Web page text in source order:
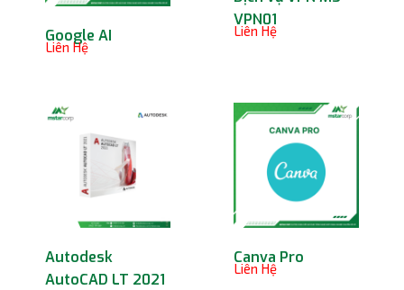
Google AI
Liên Hệ
VPN01
Liên Hệ
Autodesk
AutoCAD LT 2021
Canva Pro
Liên Hệ